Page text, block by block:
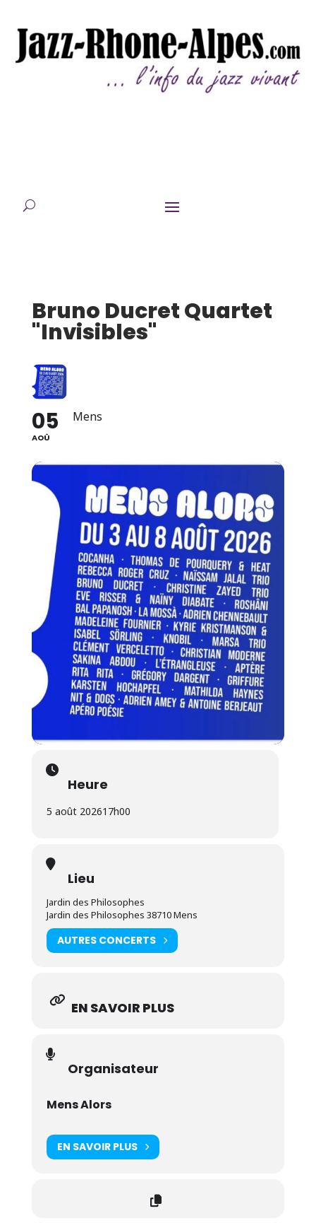
Bruno Ducret Quartet
"Invisibles"
05
AOÛ
Mens
Heure
5 août 202617h00
Lieu
Jardin des Philosophes
Jardin des Philosophes 38710 Mens
AUTRES CONCERTS
EN SAVOIR PLUS
Organisateur
Mens Alors
EN SAVOIR PLUS